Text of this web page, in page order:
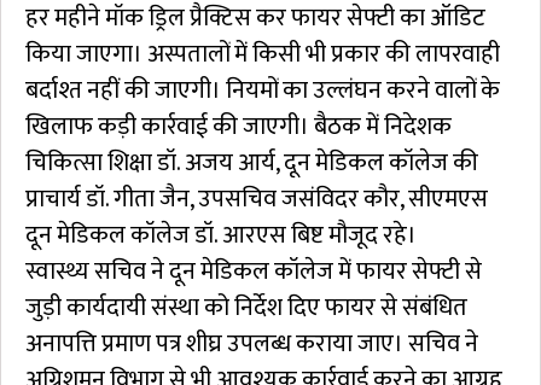
हर महीने मॉक ड्रिल प्रैक्टिस कर फायर सेफ्टी का ऑडिट
किया जाएगा। अस्पतालों में किसी भी प्रकार की लापरवाही
बर्दाश्त नहीं की जाएगी। नियमों का उल्लंघन करने वालों के
खिलाफ कड़ी कार्रवाई की जाएगी। बैठक में निदेशक
चिकित्सा शिक्षा डॉ. अजय आर्य, दून मेडिकल कॉलेज की
प्राचार्य डॉ. गीता जैन, उपसचिव जसंविदर कौर, सीएमएस
दून मेडिकल कॉलेज डॉ. आरएस बिष्ट मौजूद रहे।
स्वास्थ्य सचिव ने दून मेडिकल कॉलेज में फायर सेफ्टी से
जुड़ी कार्यदायी संस्था को निर्देश दिए फायर से संबंधित
अनापत्ति प्रमाण पत्र शीघ्र उपलब्ध कराया जाए। सचिव ने